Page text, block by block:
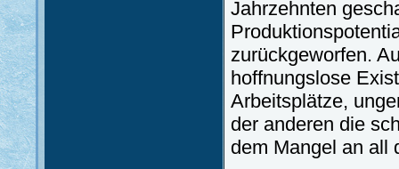
Jahrzehnten
zurückgeworfen.
hoffnungslose
Arbeitsplätze,
der anderen die
dem Mangel an all